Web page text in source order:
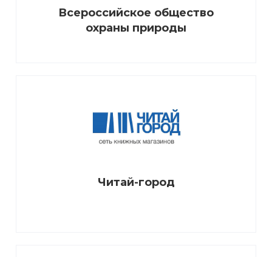
Всероссийское общество
охраны природы
Читай-город